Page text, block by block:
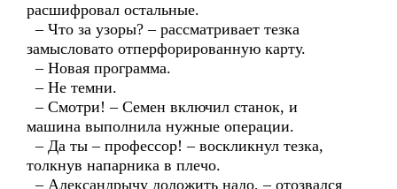
расшифровал остальные.
– Что за узоры? – рассматривает тезка
замысловато отперфорированную карту.
– Новая программа.
– Не темни.
– Смотри! – Семен включил станок, и
машина выполнила нужные операции.
– Да ты – профессор! – воскликнул тезка,
толкнув напарника в плечо.
– Александрычу доложить надо, – отозвался